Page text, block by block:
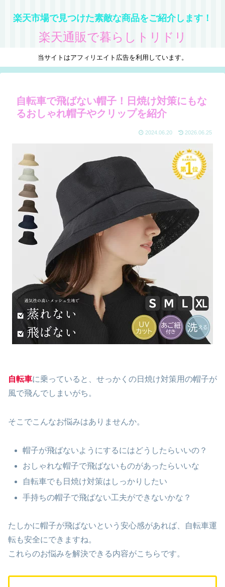
楽天市場で見つけた素敵な商品をご紹介します！
楽天通販で暮らしトリドリ
当サイトはアフィリエイト広告を利用しています。
自転車で飛ばない帽子！日焼け対策にもな
るおしゃれ帽子やクリップを紹介
2024.06.20 2026.06.25
自転車に乗っていると、せっかくの日焼け対策用の帽子が
風で飛んでしまいがち。
そこでこんなお悩みはありませんか。
帽子が飛ばないようにするにはどうしたらいいの？
おしゃれな帽子で飛ばないものがあったらいいな
自転車でも日焼け対策はしっかりしたい
手持ちの帽子で飛ばない工夫ができないかな？
たしかに帽子が飛ばないという安心感があれば、自転車運
転も安全にできますね。
これらのお悩みを解決できる内容がこちらです。